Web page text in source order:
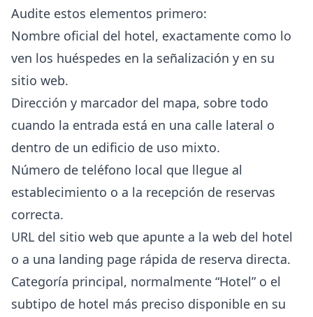
Audite estos elementos primero:
Nombre oficial del hotel, exactamente como lo
ven los huéspedes en la señalización y en su
sitio web.
Dirección y marcador del mapa, sobre todo
cuando la entrada está en una calle lateral o
dentro de un edificio de uso mixto.
Número de teléfono local que llegue al
establecimiento o a la recepción de reservas
correcta.
URL del sitio web que apunte a la web del hotel
o a una landing page rápida de reserva directa.
Categoría principal, normalmente “Hotel” o el
subtipo de hotel más preciso disponible en su